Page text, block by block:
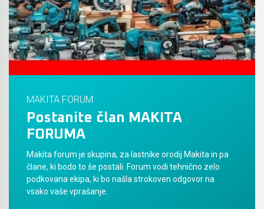
MAKITA FORUM
Postanite član MAKITA
FORUMA
Makita forum je skupina, za lastnike orodij Makita in pa
člane, ki bodo to še postali. Forum vodi tehnično zelo
podkovana ekipa, ki bo našla strokoven odgovor na
vsako vaše vprašanje.